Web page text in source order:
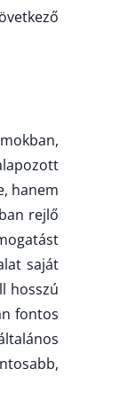
hanem
rejlő
saját
hosszú
fontos